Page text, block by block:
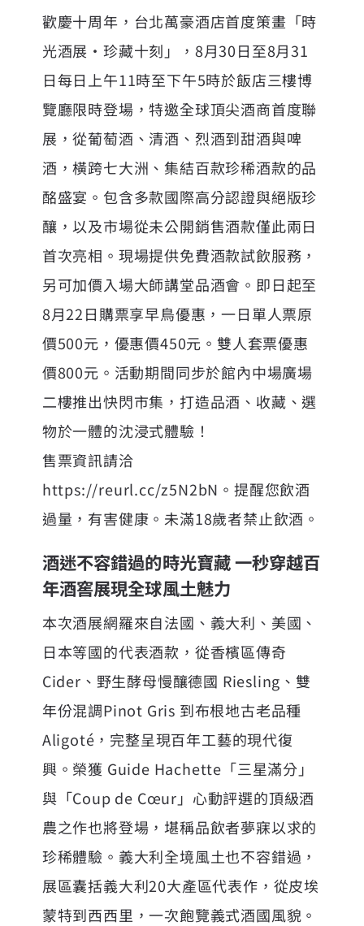
歡慶十周年，台北萬豪酒店首度策畫「時
光酒展‧珍藏十刻」，8月30日至8月31
日每日上午11時至下午5時於飯店三樓博
覽廳限時登場，特邀全球頂尖酒商首度聯
展，從葡萄酒、清酒、烈酒到甜酒與啤
酒，橫跨七大洲、集結百款珍稀酒款的品
酩盛宴。包含多款國際高分認證與絕版珍
釀，以及市場從未公開銷售酒款僅此兩日
首次亮相。現場提供免費酒款試飲服務，
另可加價入場大師講堂品酒會。即日起至
8月22日購票享早鳥優惠，一日單人票原
價500元，優惠價450元。雙人套票優惠
價800元。活動期間同步於館內中場廣場
二樓推出快閃市集，打造品酒、收藏、選
物於一體的沈浸式體驗！
售票資訊請洽
https://reurl.cc/z5N2bN 。提醒您飲酒
過量，有害健康。未滿18歲者禁止飲酒。
酒迷不容錯過的時光寶藏 一秒穿越百
年酒窖展現全球風土魅力
本次酒展網羅來自法國、義大利、美國、
日本等國的代表酒款，從香檳區傳奇
Cider、野生酵母慢釀德國 Riesling、雙
年份混調Pinot Gris 到布根地古老品種
Aligoté，完整呈現百年工藝的現代復
興。榮獲 Guide Hachette「三星滿分」
與「Coup de Cœur」心動評選的頂級酒
農之作也將登場，堪稱品飲者夢寐以求的
珍稀體驗。義大利全境風土也不容錯過，
展區囊括義大利20大產區代表作，從皮埃
蒙特到西西里，一次飽覽義式酒國風貌。